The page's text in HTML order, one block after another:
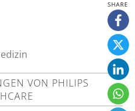
VON PHILIPS